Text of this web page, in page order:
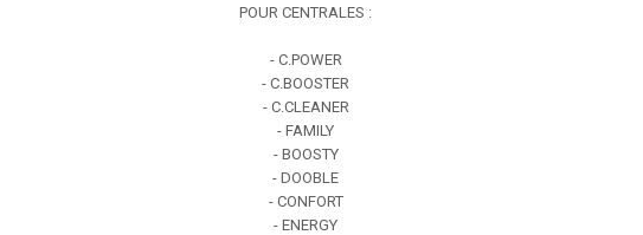
POUR CENTRALES :
- C.POWER
- C.BOOSTER
- C.CLEANER
- FAMILY
- BOOSTY
- DOOBLE
- CONFORT
- ENERGY